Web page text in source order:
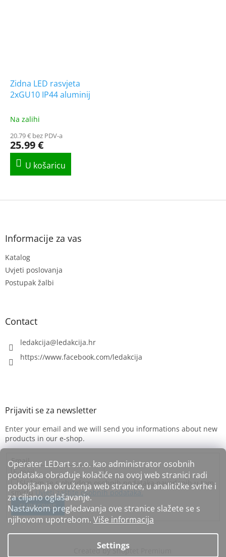
Operater LEDart s.r.o. kao administrator osobnih
podataka obrađuje kolačiće na ovoj web stranici radi
poboljšanja okruženja web stranice, u analitičke svrhe i
za ciljano oglašavanje.
Nastavkom pregledavanja ove stranice slažete se s
njihovom upotrebom. Više informacija
Settings
Zidna LED rasvjeta
2xGU10 IP44 aluminij
Na zalihi
20.79 € bez PDV-a
25.99 €
F
Informacije za vas
Katalog
Uvjeti poslovanja
Postupak žalbi
Contact
ledakcija@ledakcija.hr
https://www.facebook.com/ledakcija
Enter your email and we will send you informations about new
products in our e-shop.
Email
Slažem se s obradom osobnih podataka navedenih u tom
smisluUvjeti zaštite osobnih podataka.
SUBSCRIBE
Created by Shoptet Premium